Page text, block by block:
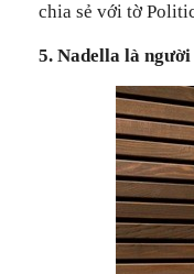
chia sẻ với tờ
5. Nadella là